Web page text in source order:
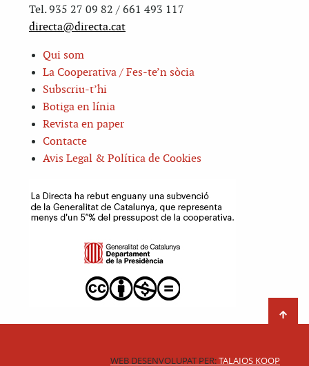
Tel. 935 27 09 82 / 661 493 117
directa@directa.cat
Qui som
La Cooperativa / Fes-te’n sòcia
Subscriu-t’hi
Botiga en línia
Revista en paper
Contacte
Avis Legal & Política de Cookies
WEB DESENVOLUPAT PER:TALAIOS KOOP